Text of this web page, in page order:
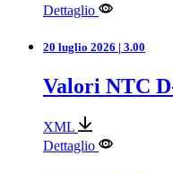
Dettaglio
20 luglio 2026 | 3.00
Valori NTC
XML
Dettaglio